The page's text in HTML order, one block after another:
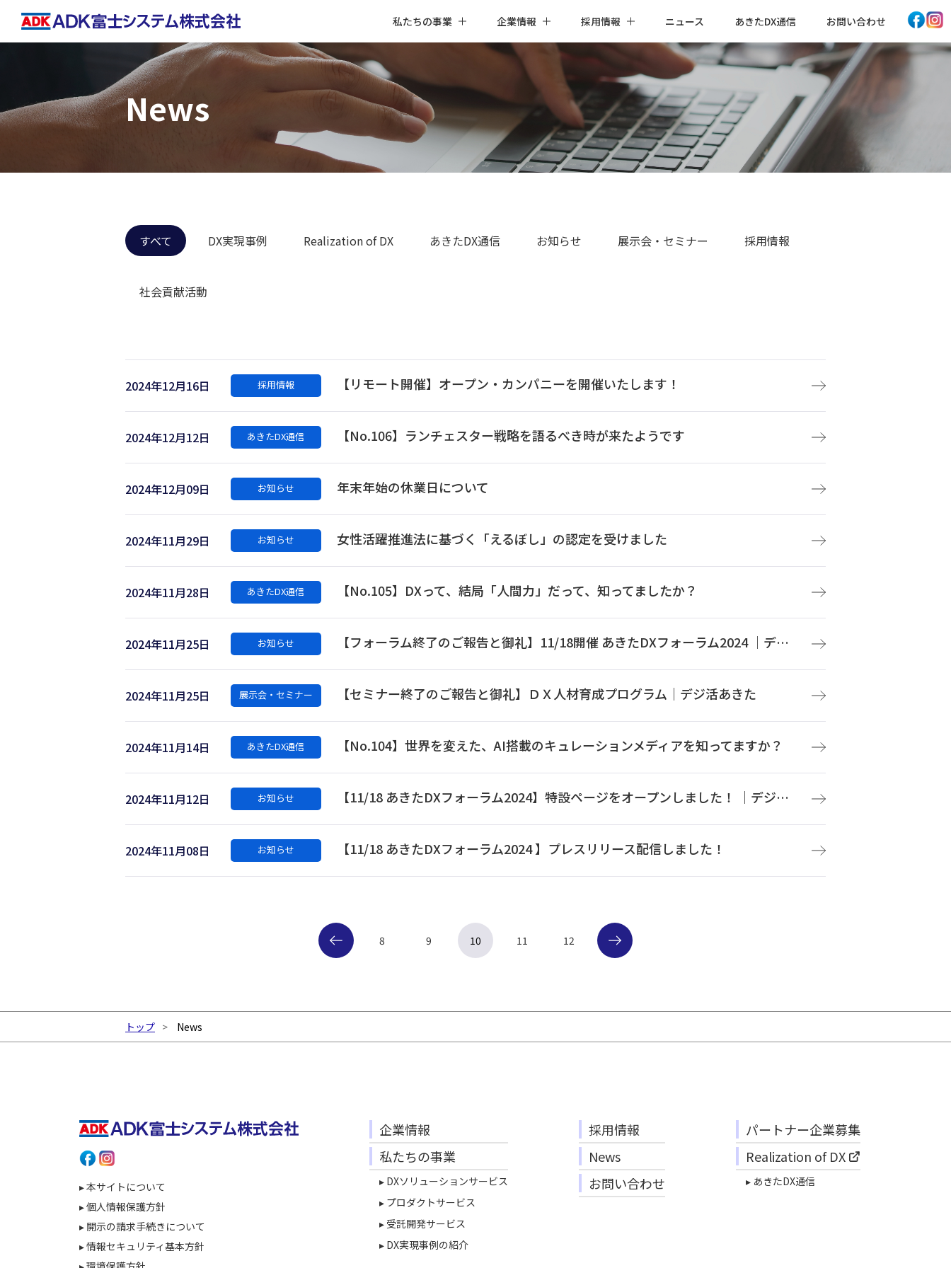
私たちの事業 企業情報 採用情報 ニュース あきたDX通信 お問い合わせ
News
すべて DX実現事例 Realization of DX あきたDX通信 お知らせ 展示会・セミナー 採用情報
社会貢献活動
2024年12月16日 採用情報 【リモート開催】オープン・カンパニーを開催いたします！
2024年12月12日 あきたDX通信 【No.106】ランチェスター戦略を語るべき時が来たようです
2024年12月09日 お知らせ 年末年始の休業日について
2024年11月29日 お知らせ 女性活躍推進法に基づく「えるぼし」の認定を受けました
2024年11月28日 あきたDX通信 【No.105】DXって、結局「人間力」だって、知ってましたか？
2024年11月25日 お知らせ 【フォーラム終了のご報告と御礼】11/18開催 あきたDXフォーラム2024 ｜デジ活あきた
2024年11月25日 展示会・セミナー 【セミナー終了のご報告と御礼】ＤＸ人材育成プログラム｜デジ活あきた
2024年11月14日 あきたDX通信 【No.104】世界を変えた、AI搭載のキュレーションメディアを知ってますか？
2024年11月12日 お知らせ 【11/18 あきたDXフォーラム2024】特設ページをオープンしました！ ｜デジ活あきた
2024年11月08日 お知らせ 【11/18 あきたDXフォーラム2024 】プレスリリース配信しました！
8 9 10 11 12
トップ News
▸ 本サイトについて
▸ 個人情報保護方針
▸ 開示の請求手続きについて
▸ 情報セキュリティ基本方針
企業情報
私たちの事業
▸ DXソリューションサービス
▸ プロダクトサービス
▸ 受託開発サービス
▸ DX実現事例の紹介
採用情報
News
お問い合わせ
パートナー企業募集
Realization of DX
▸ あきたDX通信